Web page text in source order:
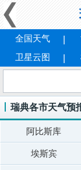
全国天气
卫星云图
瑞典各市天气预
阿比斯库
埃斯宾